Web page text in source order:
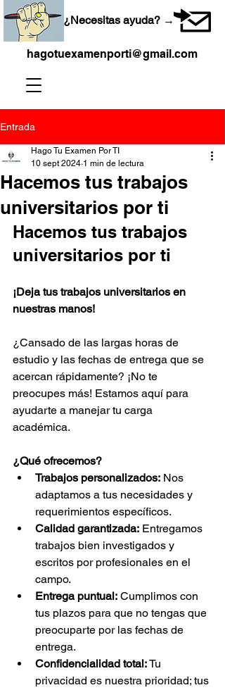
¿Necesitas ayuda? →
hagotuexamenporti@gmail.com
Entrada
Hacemos tus trabajos
universitarios por ti
Hago Tu Examen Por TI
10 sept 2024 1 min de lectura
Hacemos tus trabajos
universitarios por ti
¡Deja tus trabajos universitarios en
nuestras manos!
¿Cansado de las largas horas de
estudio y las fechas de entrega que se
acercan rápidamente? ¡No te
preocupes más! Estamos aquí para
ayudarte a manejar tu carga
académica.
¿Qué ofrecemos?
Trabajos personalizados: Nos
adaptamos a tus necesidades y
requerimientos específicos.
Calidad garantizada: Entregamos
trabajos bien investigados y
escritos por profesionales en el
campo.
Entrega puntual: Cumplimos con
tus plazos para que no tengas que
preocuparte por las fechas de
entrega.
Confidencialidad total: Tu
privacidad es nuestra prioridad; tus